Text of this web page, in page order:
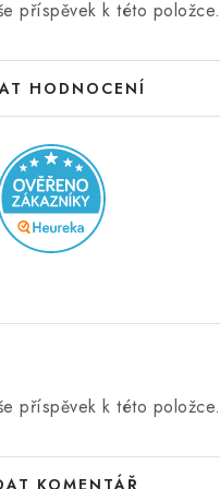
příspěvek k této položce.
HODNOCENÍ
příspěvek k této položce.
KOMENTÁŘ